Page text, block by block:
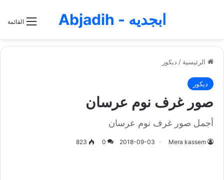
القائمة ابجديه - Abjadih
الرئيسية / ديكور
ديكور
صور غرف نوم عرسان
أجمل صور غرف نوم عرسان
Mera kassem
2018-09-03
0
823